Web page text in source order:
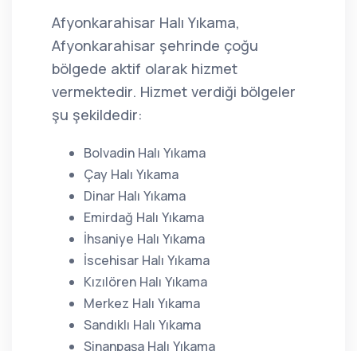
Afyonkarahisar Halı Yıkama,
Afyonkarahisar şehrinde çoğu
bölgede aktif olarak hizmet
vermektedir. Hizmet verdiği bölgeler
şu şekildedir:
Bolvadin Halı Yıkama
Çay Halı Yıkama
Dinar Halı Yıkama
Emirdağ Halı Yıkama
İhsaniye Halı Yıkama
İscehisar Halı Yıkama
Kızılören Halı Yıkama
Merkez Halı Yıkama
Sandıklı Halı Yıkama
Sinanpaşa Halı Yıkama